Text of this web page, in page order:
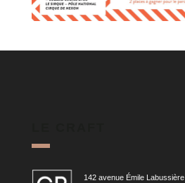
142 avenue Émile Labussière